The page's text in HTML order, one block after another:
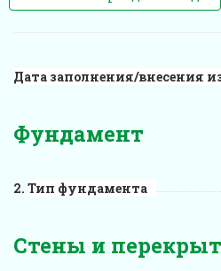
Дата заполнения/внесения
Фундамент
Тип фундамента
Стены и